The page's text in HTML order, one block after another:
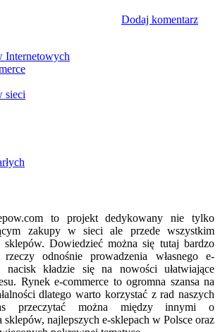
Dodaj komentarz
Internetowych
sieci
to projekt dedykowany nie tylko
zakupy w sieci ale przede wszystkim
sklepów. Dowiedzieć można się tutaj bardzo
odnośnie prowadzenia własnego e-
nacisk kładzie się na nowości ułatwiające
Rynek e-commerce to ogromna szansa na
dlatego warto korzystać z rad naszych
przeczytać można między innymi o
najlepszych e-sklepach w Polsce oraz